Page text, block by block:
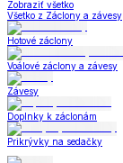
Zobraziť všetko
Všetko z Záclony a závesy
Hotové záclony
Voálové záclony a závesy
Závesy
Doplnky k záclonám
Prikrývky na sedačky